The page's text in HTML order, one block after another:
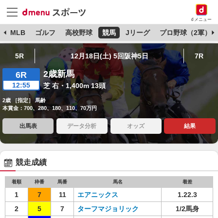
dメニュー
MLB ゴルフ 高校野球 競馬 Jリーグ プロ野球（2軍）
5R 12月18日(土) 5回阪神5日 7R
6R
12:55
2歳新馬
芝 右・1,400m 13頭
2歳 ［指定］ 馬齢
本賞金：700、280、180、110、70万円
出馬表 データ分析 オッズ 結果
競走成績
着順 枠番 馬番 馬名 着差
1 7 11 エアニックス
1.22.3
2
5 7 ターフマジョリック 1/2馬身